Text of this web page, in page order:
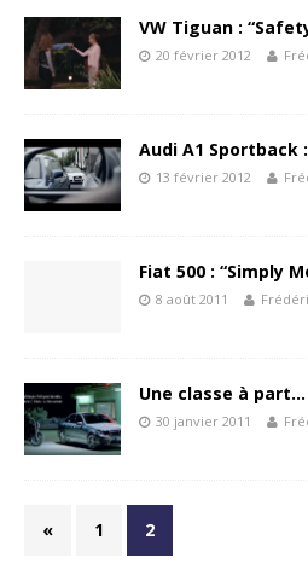
VW Tiguan :
20 février 2012
Audi A1 Sportback
13 février 2012
Fiat 500 : “Simply
8 août 2011
Une classe à part…
30 janvier 2011
« 1 2